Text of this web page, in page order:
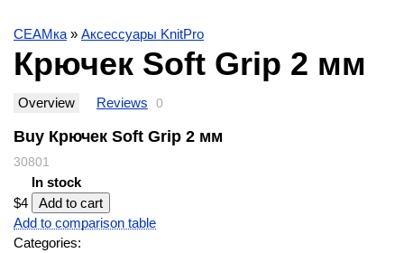
СЕАМка » Аксессуары KnitPro
Крючек Soft Grip 2 мм
Overview Reviews 0
Buy Крючек Soft Grip 2 мм
30801
In stock
$4
Add to comparison table
Categories: